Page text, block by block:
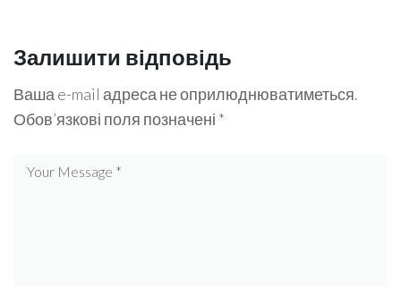
Залишити відповідь
Ваша e-mail адреса не оприлюднюватиметься.
Обов’язкові поля позначені *